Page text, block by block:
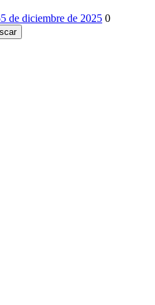
5 de diciembre de 2025 0